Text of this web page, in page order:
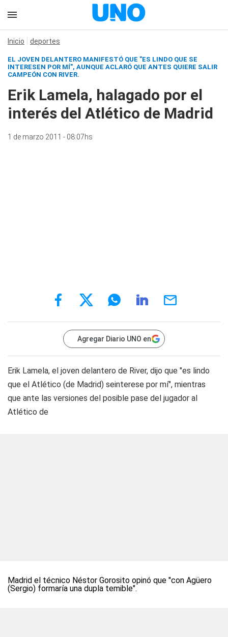
Inicio deportes
EL JOVEN DELANTERO MANIFESTÓ QUE "ES LINDO QUE SE
INTERESEN POR MÍ", AUNQUE ACLARÓ QUE ANTES QUIERE SALIR
CAMPEÓN CON RIVER.
Erik Lamela, halagado por el
interés del Atlético de Madrid
1 de marzo 2011 - 08:07hs
Agregar Diario UNO en
Erik Lamela, el joven delantero de River, dijo que "es lindo
que el Atlético (de Madrid) seinterese por mí", mientras
que ante las versiones del posible pase del jugador al
Atlético de
Madrid el técnico Néstor Gorosito opinó que "con Agüero
(Sergio) formaría una dupla temible".